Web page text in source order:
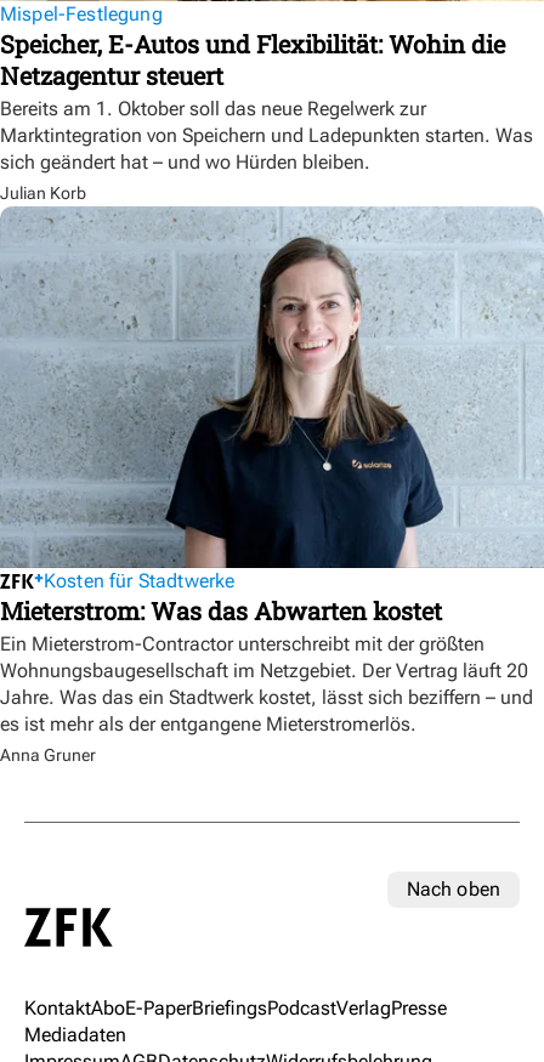
Mispel-Festlegung
Speicher, E-Autos und Flexibilität: Wohin die
Netzagentur steuert
Bereits am 1. Oktober soll das neue Regelwerk zur
Marktintegration von Speichern und Ladepunkten starten. Was
sich geändert hat – und wo Hürden bleiben.
Julian Korb
Kosten für Stadtwerke
Mieterstrom: Was das Abwarten kostet
Ein Mieterstrom-Contractor unterschreibt mit der größten
Wohnungsbaugesellschaft im Netzgebiet. Der Vertrag läuft 20
Jahre. Was das ein Stadtwerk kostet, lässt sich beziffern – und
es ist mehr als der entgangene Mieterstromerlös.
Anna Gruner
Nach oben
KontaktAboE-PaperBriefingsPodcastVerlagPresse
Mediadaten